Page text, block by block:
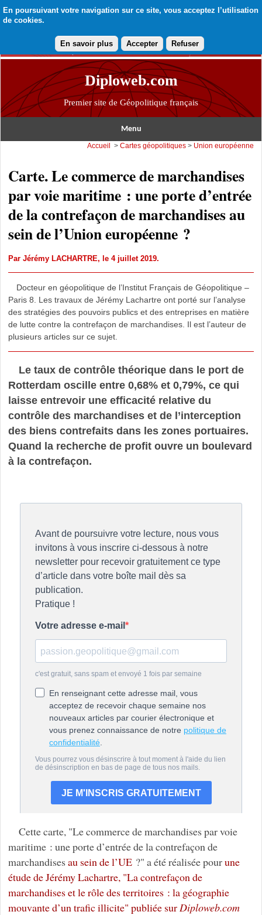
En poursuivant votre navigation sur ce site, vous acceptez l’utilisation
de cookies.
En savoir plus Accepter Refuser
Diploweb.com
Premier site de Géopolitique français
Menu
Accueil >Cartes géopolitiques > Union européenne
Carte. Le commerce de marchandises
par voie maritime : une porte d’entrée
de la contrefaçon de marchandises au
sein de l’Union européenne ?
Par Jérémy LACHARTRE, le 4 juillet 2019.
Docteur en géopolitique de l’Institut Français de Géopolitique –
Paris 8. Les travaux de Jérémy Lachartre ont porté sur l’analyse
des stratégies des pouvoirs publics et des entreprises en matière
de lutte contre la contrefaçon de marchandises. Il est l’auteur de
plusieurs articles sur ce sujet.
Le taux de contrôle théorique dans le port de
Rotterdam oscille entre 0,68% et 0,79%, ce qui
laisse entrevoir une efficacité relative du
contrôle des marchandises et de l’interception
des biens contrefaits dans les zones portuaires.
Quand la recherche de profit ouvre un boulevard
à la contrefaçon.
Cette carte, "Le commerce de marchandises par voie
maritime : une porte d’entrée de la contrefaçon de
marchandises au sein de l’UE?" a été réalisée pourune
étude de Jérémy Lachartre, "La contrefaçon de
marchandises et le rôle des territoires : la géographie
mouvante d’un trafic illicite" publiée sur Diploweb.com